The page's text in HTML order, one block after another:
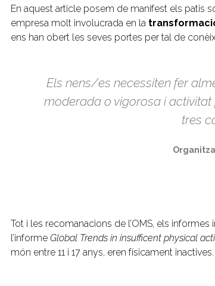
En aquest article posem de manifest els patis
empresa molt involucrada en la
ens han obert les seves portes per tal de
Els nens/es necessiten fer
moderada o vigorosa i
tres
Tot i les recomanacions de l’OMS, els
l’informeGlobal Trends in insufficent physical
món entre 11 i 17 anys, eren físicament inactives.